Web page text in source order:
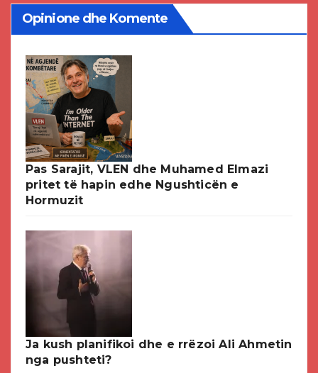
Opinione dhe Komente
Pas Sarajit, VLEN dhe Muhamed Elmazi
pritet të hapin edhe Ngushticën e
Hormuzit
Ja kush planifikoi dhe e rrëzoi Ali Ahmetin
nga pushteti?